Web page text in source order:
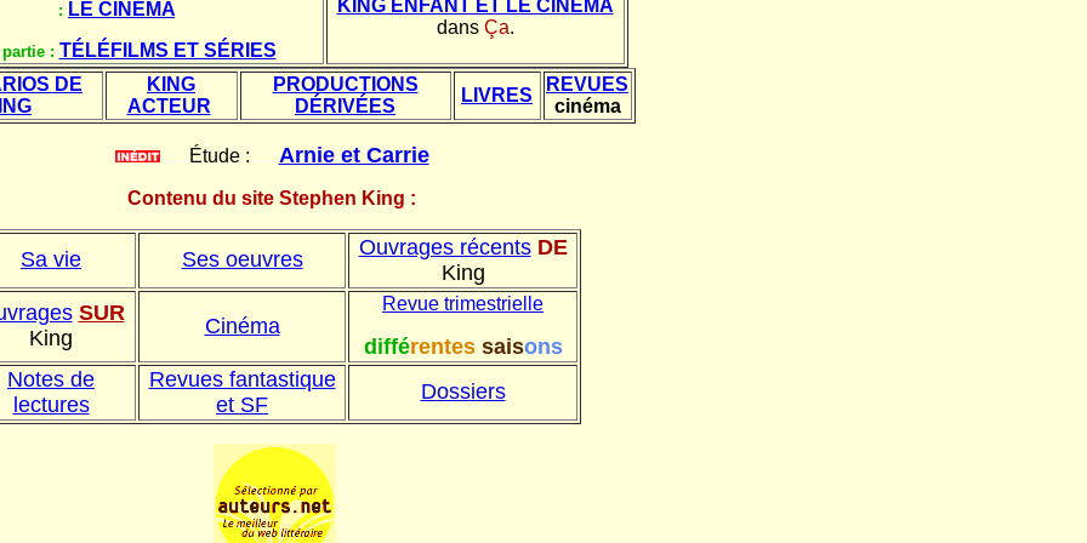
: LE CINÉMA .
: TÉLÉFILMS ET SÉRIES .
KING ENFANT ET LE CINÉMA
dans Ça.
DE
KING
ACTEUR
PRODUCTIONS
DÉRIVÉES
LIVRES
REVUES
cinéma
.... .Étude : .... Arnie et Carrie
Contenu du site Stephen King :
Sa vie Ses oeuvres Ouvrages récents DE
King
SUR
King
Cinéma
Revue trimestrielle
différentes saisons
Notes de
lectures
Revues fantastique
et SF
Dossiers